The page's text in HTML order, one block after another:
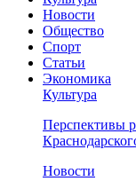
Новости
Общество
Спорт
Статьи
Экономика
Культура
Перспективы
Новости